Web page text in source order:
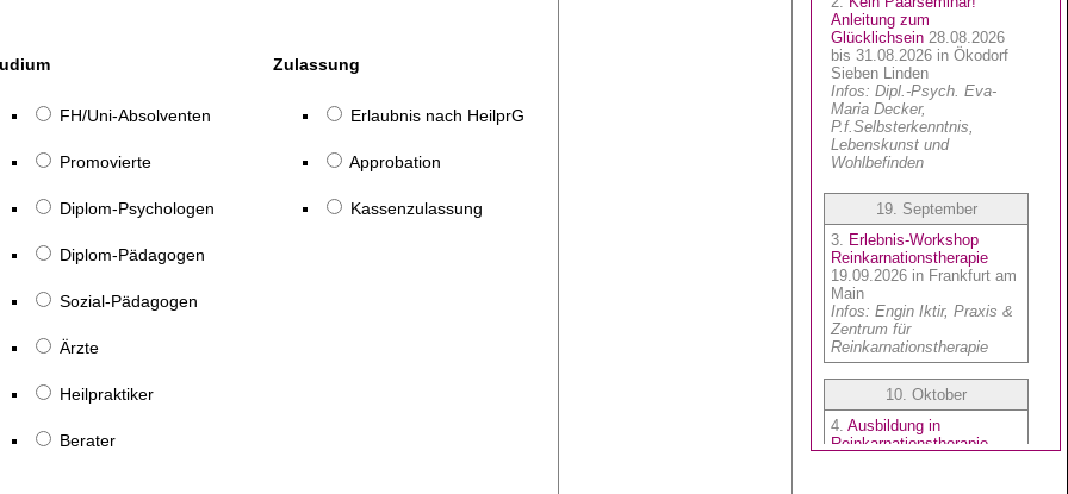
FH/Uni-Absolventen
Promovierte
Diplom-Psychologen
Diplom-Pädagogen
Sozial-Pädagogen
Ärzte
Heilpraktiker
Berater
Zulassung
Erlaubnis nach HeilprG
Approbation
Kassenzulassung